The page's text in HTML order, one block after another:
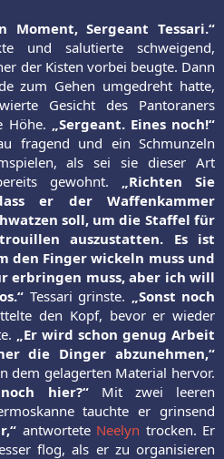
Sergeant Tessari.“
und salutierte schweigend,
der Kisten vorbei beugte. Dann
zum Gehen umgedreht hatte,
Gesicht des Pantoraners
Höhe. „Sergeant. Eines noch!“
fragend und ein Schmunzeln
als sei sie dieser Art
gewohnt. „Richten Sie
er der Waffenkammer
soll, um die Staffel für
auszustatten. Es ist
den Finger wickeln muss und
erbringen muss, aber ich will
Tessari grinste. „Sonst noch
den Kopf, bevor er wieder
„Er wird schon genug Arbeit
die Dinger abzunehmen,“
dem gelagerten Material hervor.
hier?“Mit zwei leeren
tauchte er grinsend
antwortete Neelyn trocken. Er
flog, als er zu organisieren